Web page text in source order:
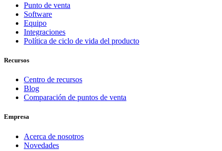
Punto de venta
Software
Equipo
Integraciones
Política de ciclo de vida del producto
Recursos
Centro de recursos
Blog
Comparación de puntos de venta
Empresa
Acerca de nosotros
Novedades